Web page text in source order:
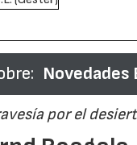
Novedades
por el